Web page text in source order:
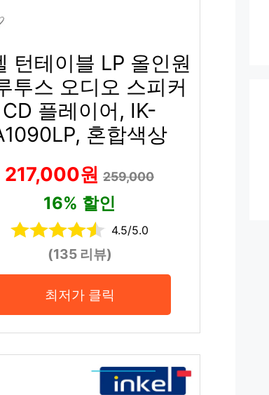
턴테이블 LP 올인원
투스 오디오 스피커
CD 플레이어, IK-
혼합색상
217,000원 259,000
16% 할인
4.5/5.0
(135 리뷰)
최저가 클릭